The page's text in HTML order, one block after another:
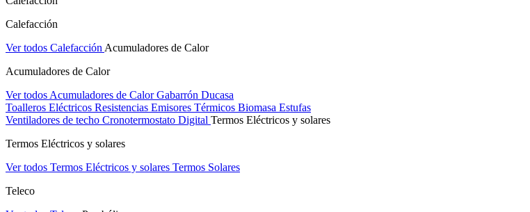
Calefacción
Ver todos Calefacción Acumuladores de Calor
Acumuladores de Calor
Ver todos Acumuladores de CalorGabarrón Ducasa
Toalleros Eléctricos Resistencias Emisores Térmicos Biomasa Estufas
Ventiladores de techo Cronotermostato Digital Termos Eléctricos y solares
Termos Eléctricos y solares
Ver todos Termos Eléctricos y solares Termos Solares
Teleco